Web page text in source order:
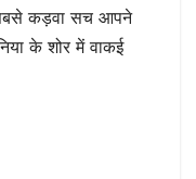
कड़वा सच आपने
के शोर में वाकई